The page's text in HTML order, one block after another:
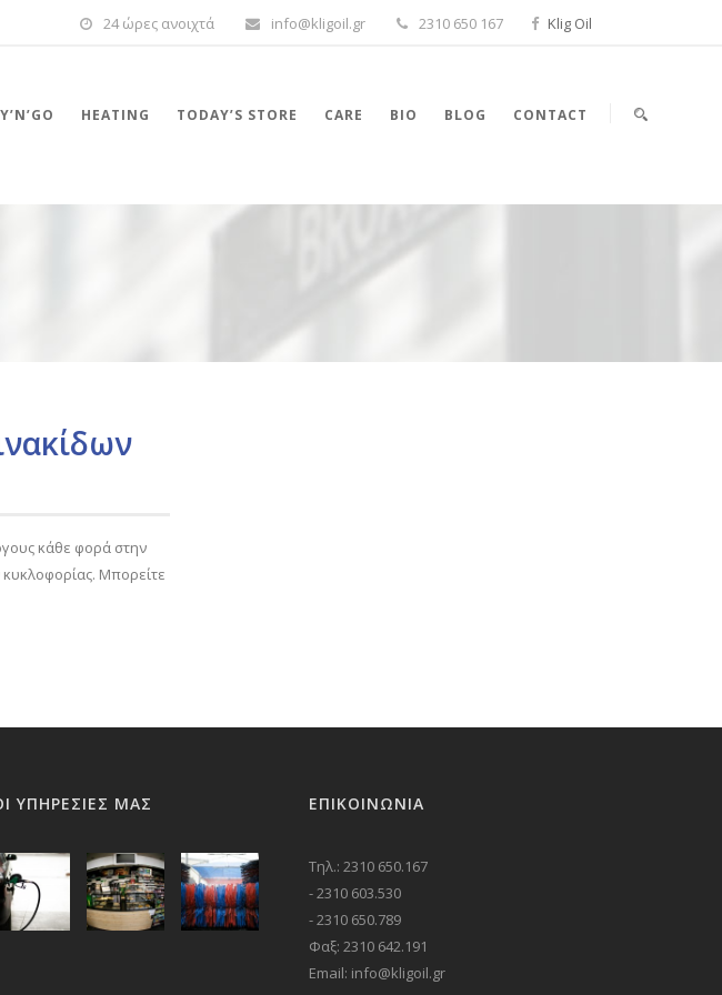
24 ώρες ανοιχτά info@kligoil.gr 2310 650 167 Klig Oil
HEATING TODAY’S STORE CARE BIO BLOG CONTACT
κάθε φορά στην
Μπορείτε
ΥΠΗΡΕΣΙΕΣ ΜΑΣ ΕΠΙΚΟΙΝΩΝΊΑ
Τηλ.: 2310 650.167
- 2310 603.530
- 2310 650.789
Φαξ: 2310 642.191
Email: info@kligoil.gr